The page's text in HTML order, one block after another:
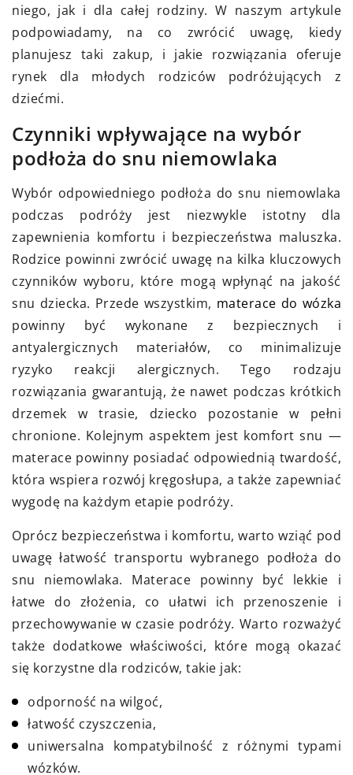
niego, jak i dla całej rodziny. W naszym artykule
podpowiadamy, na co zwrócić uwagę, kiedy
planujesz taki zakup, i jakie rozwiązania oferuje
rynek dla młodych rodziców podróżujących z
dziećmi.
Czynniki wpływające na wybór
podłoża do snu niemowlaka
Wybór odpowiedniego podłoża do snu niemowlaka
podczas podróży jest niezwykle istotny dla
zapewnienia komfortu i bezpieczeństwa maluszka.
Rodzice powinni zwrócić uwagę na kilka kluczowych
czynników wyboru, które mogą wpłynąć na jakość
snu dziecka. Przede wszystkim, materace do wózka
powinny być wykonane z bezpiecznych i
antyalergicznych materiałów, co minimalizuje
ryzyko reakcji alergicznych. Tego rodzaju
rozwiązania gwarantują, że nawet podczas krótkich
drzemek w trasie, dziecko pozostanie w pełni
chronione. Kolejnym aspektem jest komfort snu —
materace powinny posiadać odpowiednią twardość,
która wspiera rozwój kręgosłupa, a także zapewniać
wygodę na każdym etapie podróży.
Oprócz bezpieczeństwa i komfortu, warto wziąć pod
uwagę łatwość transportu wybranego podłoża do
snu niemowlaka. Materace powinny być lekkie i
łatwe do złożenia, co ułatwi ich przenoszenie i
przechowywanie w czasie podróży. Warto rozważyć
także dodatkowe właściwości, które mogą okazać
się korzystne dla rodziców, takie jak:
odporność na wilgoć,
łatwość czyszczenia,
uniwersalna kompatybilność z różnymi typami
wózków.